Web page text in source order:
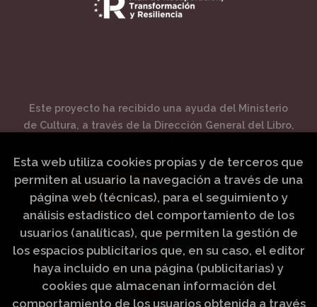
Este proyecto ha recibido una ayuda del Ministerio
de Cultura, a través de la Dirección General del Libro,
Esta web utiliza cookies propias y de terceros que
permiten al usuario la navegación a través de una
página web (técnicas), para el seguimiento y
análisis estadístico del comportamiento de los
usuarios (analíticas), que permiten la gestión de
los espacios publicitarios que, en su caso, el editor
haya incluido en una página (publicitarias) y
cookies que almacenan información del
comportamiento de los usuarios obtenida a través